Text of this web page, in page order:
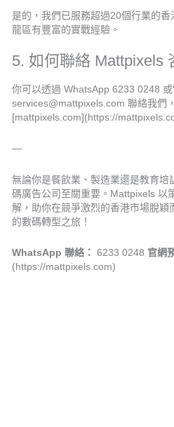
是的，我們已服務超過20個行業的
龍區有豐富的實戰經驗。
5. 如何聯絡 Mattpixels
你可以透過 WhatsApp 6233 0248 或
services@mattpixels.com 聯絡我們
[mattpixels.com](https://
—
無論你是餐飲業、製造業還是教育培
碼廣告公司至關重要。Mattpixels 以
解，助你在競爭激烈的香港市場脫穎
的數碼轉型之旅！
WhatsApp 聯絡： 6233 0248 官網
(https://mattpixels.com)